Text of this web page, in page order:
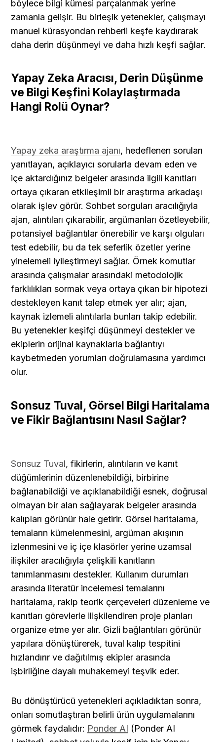
böylece bilgi kümesi parçalanmak yerine
zamanla gelişir. Bu birleşik yetenekler, çalışmayı
manuel kürasyondan rehberli keşfe kaydırarak
daha derin düşünmeyi ve daha hızlı keşfi sağlar.
Yapay Zeka Aracısı, Derin Düşünme
ve Bilgi Keşfini Kolaylaştırmada
Hangi Rolü Oynar?
Yapay zeka araştırma ajanı, hedeflenen soruları
yanıtlayan, açıklayıcı sorularla devam eden ve
içe aktardığınız belgeler arasında ilgili kanıtları
ortaya çıkaran etkileşimli bir araştırma arkadaşı
olarak işlev görür. Sohbet sorguları aracılığıyla
ajan, alıntıları çıkarabilir, argümanları özetleyebilir,
potansiyel bağlantılar önerebilir ve karşı olguları
test edebilir, bu da tek seferlik özetler yerine
yinelemeli iyileştirmeyi sağlar. Örnek komutlar
arasında çalışmalar arasındaki metodolojik
farklılıkları sormak veya ortaya çıkan bir hipotezi
destekleyen kanıt talep etmek yer alır; ajan,
kaynak izlemeli alıntılarla bunları takip edebilir.
Bu yetenekler keşifçi düşünmeyi destekler ve
ekiplerin orijinal kaynaklarla bağlantıyı
kaybetmeden yorumları doğrulamasına yardımcı
olur.
Sonsuz Tuval, Görsel Bilgi Haritalama
ve Fikir Bağlantısını Nasıl Sağlar?
Sonsuz Tuval, fikirlerin, alıntıların ve kanıt
düğümlerinin düzenlenebildiği, birbirine
bağlanabildiği ve açıklanabildiği esnek, doğrusal
olmayan bir alan sağlayarak belgeler arasında
kalıpları görünür hale getirir. Görsel haritalama,
temaların kümelenmesini, argüman akışının
izlenmesini ve iç içe klasörler yerine uzamsal
ilişkiler aracılığıyla çelişkili kanıtların
tanımlanmasını destekler. Kullanım durumları
arasında literatür incelemesi temalarını
haritalama, rakip teorik çerçeveleri düzenleme ve
kanıtları görevlerle ilişkilendiren proje planları
organize etme yer alır. Gizli bağlantıları görünür
yapılara dönüştürerek, tuval kalıp tespitini
hızlandırır ve dağıtılmış ekipler arasında
işbirliğine dayalı muhakemeyi teşvik eder.
Bu dönüştürücü yetenekleri açıkladıktan sonra,
onları somutlaştıran belirli ürün uygulamalarını
görmek faydalıdır: Ponder AI (Ponder AI